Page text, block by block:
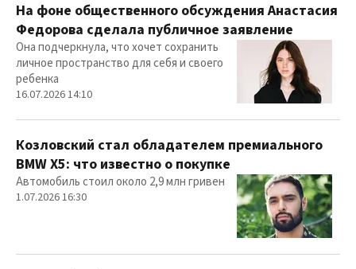
На фоне общественного обсуждения Анастасия
Федорова сделала публичное заявление
Она подчеркнула, что хочет сохранить
личное пространство для себя и своего
ребенка
16.07.2026 14:10
Козловский стал обладателем премиального
BMW X5: что известно о покупке
Автомобиль стоил около 2,9 млн гривен
1.07.2026 16:30